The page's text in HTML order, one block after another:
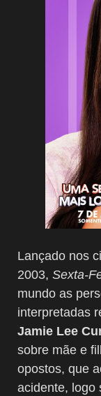
Lançado nos
2003, Sexta-
mundo as
interpretadas
Jamie Lee
sobre mãe e
opostos, que
acidente, logo